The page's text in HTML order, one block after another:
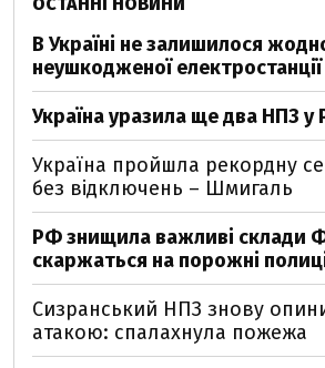
В Україні не залишилося
неушкодженої
Україна уразила ще два НПЗ у
Україна пройшла рекордну
без відключень – Шмигаль
РФ знищила важливі склади
скаржаться на порожні
Сизранський НПЗ знову
атакою: спалахнула пожежа